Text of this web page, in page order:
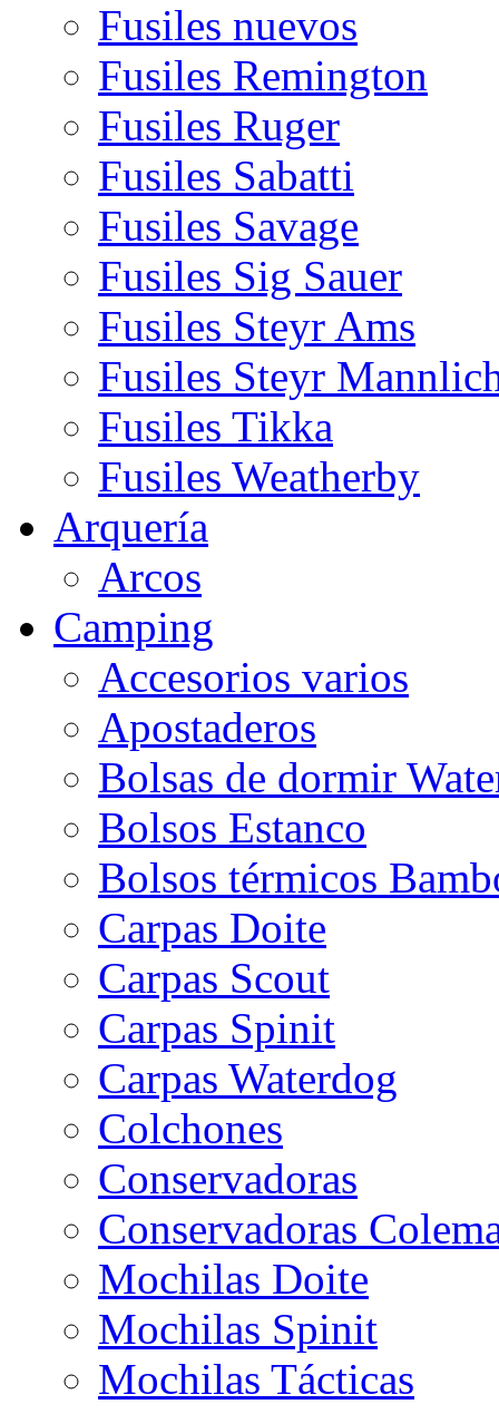
Fusiles nuevos
Fusiles Remington
Fusiles Ruger
Fusiles Sabatti
Fusiles Savage
Fusiles Sig Sauer
Fusiles Steyr Ams
Fusiles Steyr
Fusiles Tikka
Fusiles Weatherby
Arquería
Arcos
Camping
Accesorios varios
Apostaderos
Bolsas de dormir
Bolsos Estanco
Bolsos térmicos
Carpas Doite
Carpas Scout
Carpas Spinit
Carpas Waterdog
Colchones
Conservadoras
Conservadoras
Mochilas Doite
Mochilas Spinit
Mochilas Tácticas